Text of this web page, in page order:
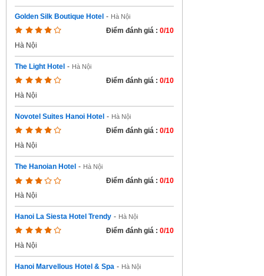
Golden Silk Boutique Hotel - Hà Nội
Điểm đánh giá : 0/10
Hà Nội
The Light Hotel - Hà Nội
Điểm đánh giá : 0/10
Hà Nội
Novotel Suites Hanoi Hotel - Hà Nội
Điểm đánh giá : 0/10
Hà Nội
The Hanoian Hotel - Hà Nội
Điểm đánh giá : 0/10
Hà Nội
Hanoi La Siesta Hotel Trendy - Hà Nội
Điểm đánh giá : 0/10
Hà Nội
Hanoi Marvellous Hotel & Spa - Hà Nội